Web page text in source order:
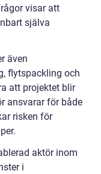
visar att
själva
även
flytspackling och
att projektet blir
ansvarar för både
risken för
aktör inom
i